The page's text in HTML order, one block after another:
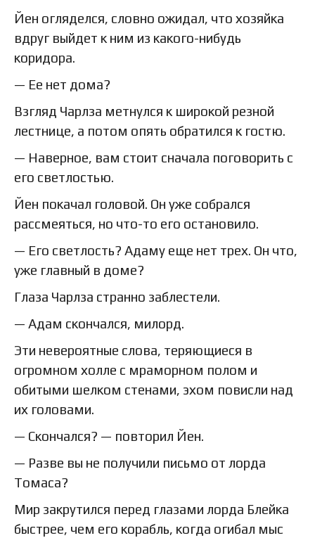
Йен огляделся, словно ожидал, что хозяйка
вдруг выйдет к ним из какого-нибудь
коридора.
— Ее нет дома?
Взгляд Чарлза метнулся к широкой резной
лестнице, а потом опять обратился к гостю.
— Наверное, вам стоит сначала поговорить с
его светлостью.
Йен покачал головой. Он уже собрался
рассмеяться, но что-то его остановило.
— Его светлость? Адаму еще нет трех. Он что,
уже главный в доме?
Глаза Чарлза странно заблестели.
— Адам скончался, милорд.
Эти невероятные слова, теряющиеся в
огромном холле с мраморном полом и
обитыми шелком стенами, эхом повисли над
их головами.
— Скончался? — повторил Йен.
— Разве вы не получили письмо от лорда
Томаса?
Мир закрутился перед глазами лорда Блейка
быстрее, чем его корабль, когда огибал мыс